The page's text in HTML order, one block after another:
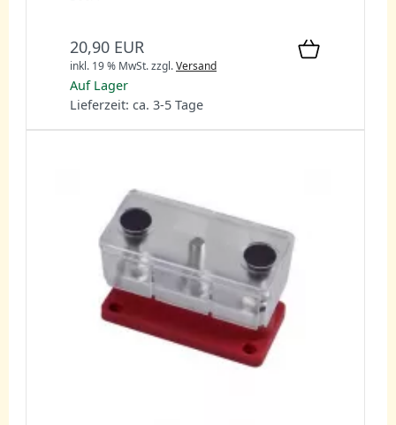
20,90 EUR
inkl. 19 % MwSt.zzgl.Versand
Auf Lager
Lieferzeit: ca. 3-5 Tage